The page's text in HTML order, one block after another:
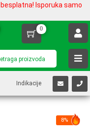
Isporuka samo
0
Indikacije
8%